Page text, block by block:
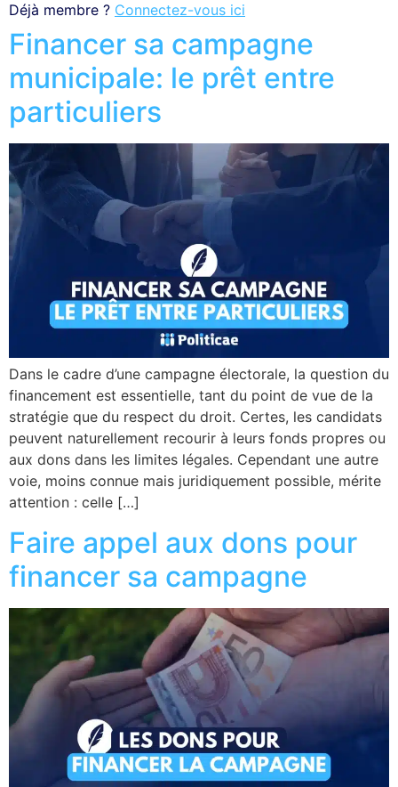
Déjà membre ? Connectez-vous ici
Financer sa campagne
municipale: le prêt entre
particuliers
Dans le cadre d’une campagne électorale, la question du
financement est essentielle, tant du point de vue de la
stratégie que du respect du droit. Certes, les candidats
peuvent naturellement recourir à leurs fonds propres ou
aux dons dans les limites légales. Cependant une autre
voie, moins connue mais juridiquement possible, mérite
attention : celle […]
Faire appel aux dons pour
financer sa campagne